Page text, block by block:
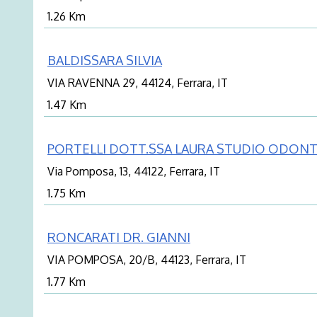
1.26 Km
BALDISSARA SILVIA
VIA RAVENNA 29, 44124, Ferrara, IT
1.47 Km
PORTELLI DOTT.SSA LAURA STUDIO
Via Pomposa, 13, 44122, Ferrara, IT
1.75 Km
RONCARATI DR. GIANNI
VIA POMPOSA, 20/B, 44123, Ferrara, IT
1.77 Km